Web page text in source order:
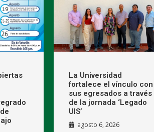
La Universidad
fortalece el vínculo con
sus egresados a través
de la jornada ‘Legado
UIS’
agosto 6, 2026